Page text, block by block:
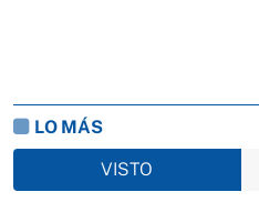
LO MÁS
VISTO